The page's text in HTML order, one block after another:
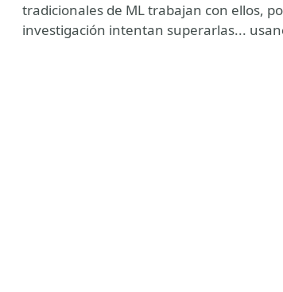
tradicionales de ML trabajan con ellos,
investigación intentan superarlas...